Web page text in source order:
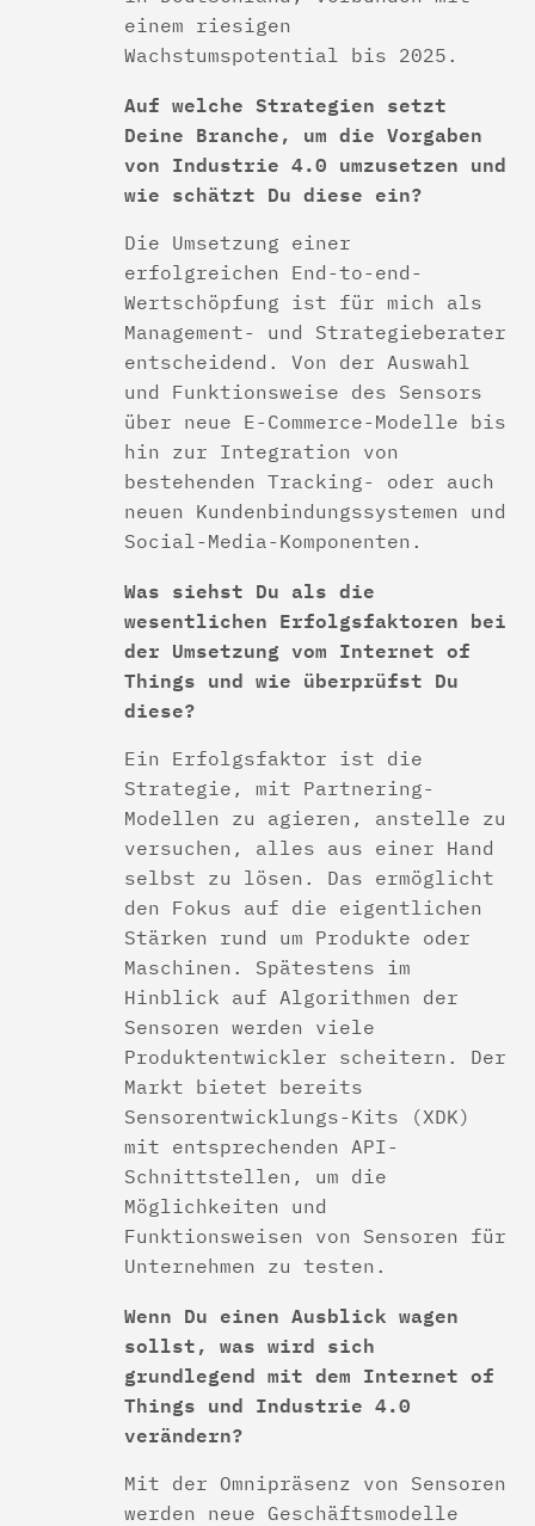
einem riesigen
Wachstumspotential bis 2025.
Auf welche Strategien setzt
Deine Branche, um die Vorgaben
von Industrie 4.0 umzusetzen und
wie schätzt Du diese ein?
Die Umsetzung einer
erfolgreichen End-to-end-
Wertschöpfung ist für mich als
Management- und Strategieberater
entscheidend. Von der Auswahl
und Funktionsweise des Sensors
über neue E-Commerce-Modelle bis
hin zur Integration von
bestehenden Tracking- oder auch
neuen Kundenbindungssystemen und
Social-Media-Komponenten.
Was siehst Du als die
wesentlichen Erfolgsfaktoren bei
der Umsetzung vom Internet of
Things und wie überprüfst Du
diese?
Ein Erfolgsfaktor ist die
Strategie, mit Partnering-
Modellen zu agieren, anstelle zu
versuchen, alles aus einer Hand
selbst zu lösen. Das ermöglicht
den Fokus auf die eigentlichen
Stärken rund um Produkte oder
Maschinen. Spätestens im
Hinblick auf Algorithmen der
Sensoren werden viele
Produktentwickler scheitern. Der
Markt bietet bereits
Sensorentwicklungs-Kits (XDK)
mit entsprechenden API-
Schnittstellen, um die
Möglichkeiten und
Funktionsweisen von Sensoren für
Unternehmen zu testen.
Wenn Du einen Ausblick wagen
sollst, was wird sich
grundlegend mit dem Internet of
Things und Industrie 4.0
verändern?
Mit der Omnipräsenz von Sensoren
werden neue Geschäftsmodelle